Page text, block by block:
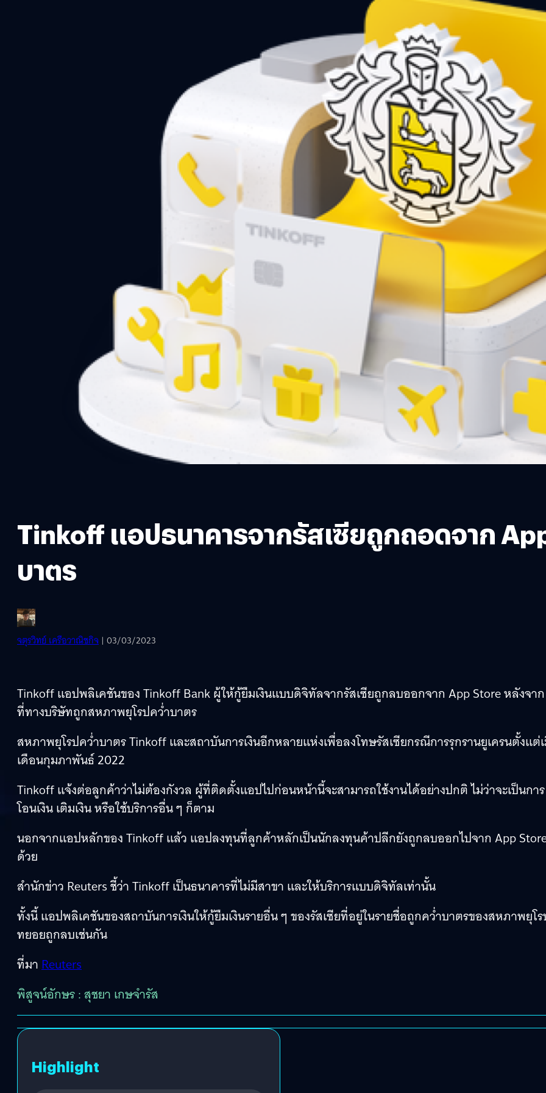
Tinkoff แอปธนาคารจากรัสเซียถูกถอดจาก
บาตร
จตุรวิทย์ เครือวาณิชกิจ | 03/03/2023
Tinkoff แอปพลิเคชันของ Tinkoff Bank ผู้ให้กู้ยืมเงินแบบดิจิทัลจากรัสเซียถูกลบออกจาก App Store หลังจาก
ที่ทางบริษัทถูกสหภาพยุโรปคว่ำบาตร
สหภาพยุโรปคว่ำบาตร Tinkoff และสถาบันการเงินอีกหลายแห่งเพื่อลงโทษรัสเซียกรณีการรุกรานยูเครนตั้งแต่
เดือนกุมภาพันธ์ 2022
Tinkoff แจ้งต่อลูกค้าว่าไม่ต้องกังวล ผู้ที่ติดตั้งแอปไปก่อนหน้านี้จะสามารถใช้งานได้อย่างปกติ ไม่ว่าจะเป็นการ
โอนเงิน เติมเงิน หรือใช้บริการอื่น ๆ ก็ตาม
นอกจากแอปหลักของ Tinkoff แล้ว แอปลงทุนที่ลูกค้าหลักเป็นนักลงทุนค้าปลีกยังถูกลบออกไปจาก App
ด้วย
สำนักข่าว Reuters ชี้ว่า Tinkoff เป็นธนาคารที่ไม่มีสาขา และให้บริการแบบดิจิทัลเท่านั้น
ทั้งนี้ แอปพลิเคชันของสถาบันการเงินให้กู้ยืมเงินรายอื่น ๆ ของรัสเซียที่อยู่ในรายชื่อถูกคว่ำบาตรของสหภาพยุโ
ทยอยถูกลบเช่นกัน
ที่มาReuters
พิสูจน์อักษร : สุชยา เกษจำรัส
Highlight